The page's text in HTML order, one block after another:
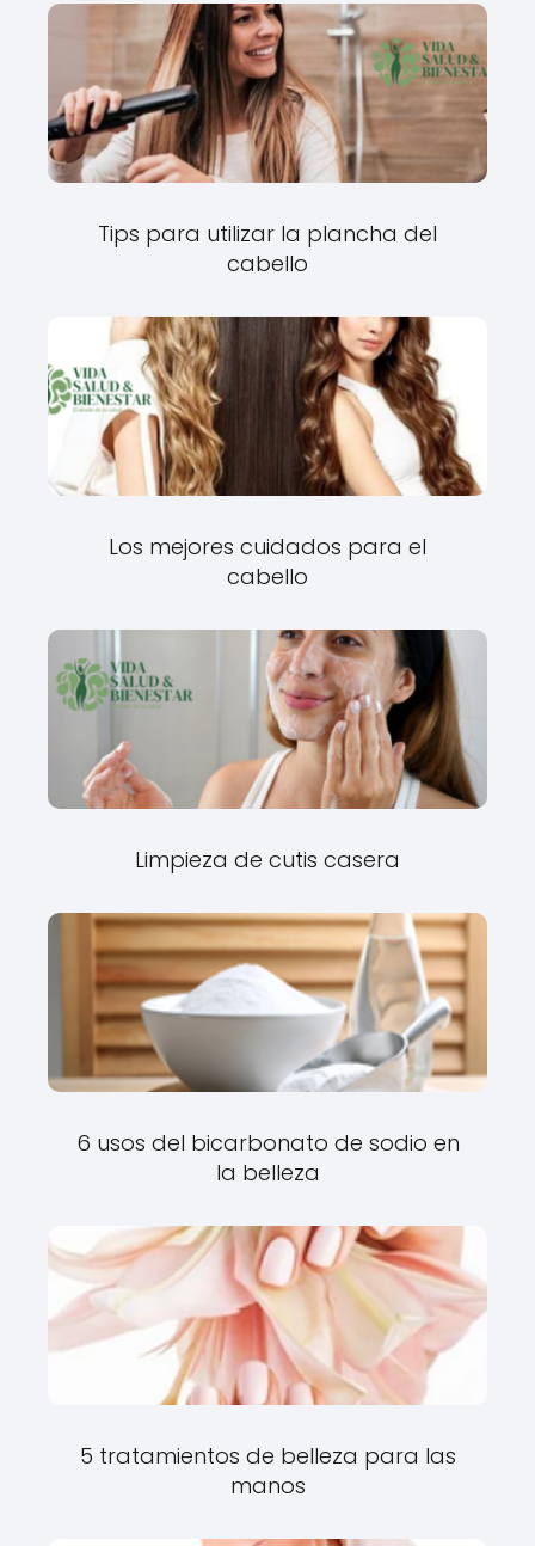
Tips para utilizar la plancha del
cabello
Los mejores cuidados para el
cabello
Limpieza de cutis casera
6 usos del bicarbonato de sodio en
la belleza
5 tratamientos de belleza para las
manos